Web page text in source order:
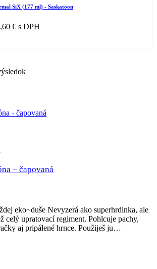
SiX (177 ml) - Saskatoon
€ s DPH
– čapovaná
eko~duše Nevyzerá ako superhrdinka, ale
celý upratovací regiment. Pohlcuje pachy,
aj pripálené hrnce. Použiješ ju…